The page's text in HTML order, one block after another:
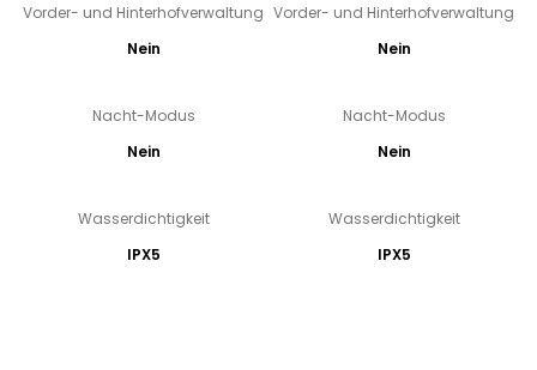
Vorder- und Hinterhofverwaltung
Nein
Nacht-Modus
Nein
Wasserdichtigkeit
IPX5
Vorder- und Hinterhofverwaltung
Nein
Nacht-Modus
Nein
Wasserdichtigkeit
IPX5